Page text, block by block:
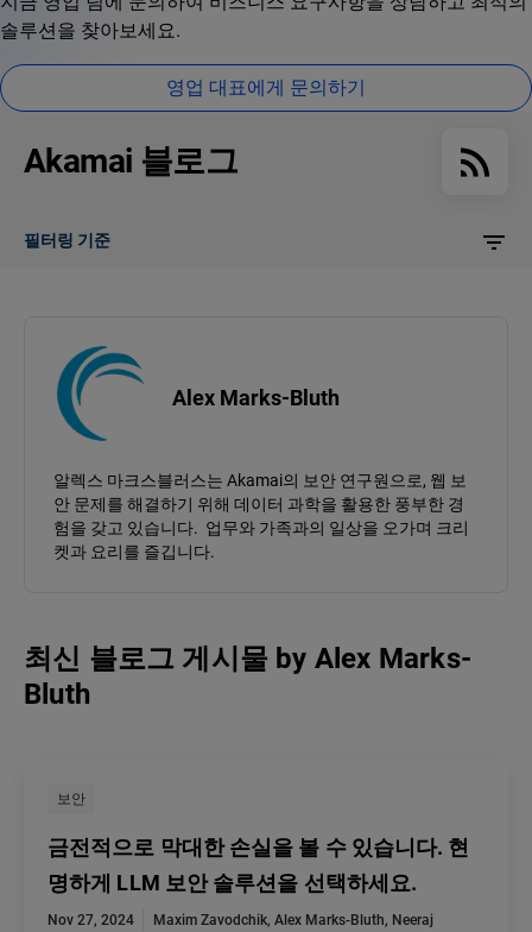
솔루션을 찾아보세요.
영업 대표에게 문의하기
Akamai 블로그
필터링 기준
Alex Marks-Bluth
알렉스 마크스블러스는 Akamai의 보안 연구원으로, 웹 보
안 문제를 해결하기 위해 데이터 과학을 활용한 풍부한 경
험을 갖고 있습니다. 업무와 가족과의 일상을 오가며 크리
켓과 요리를 즐깁니다.
최신 블로그 게시물 by Alex Marks-
Bluth
보안
금전적으로 막대한 손실을 볼 수 있습니다. 현
명하게 LLM 보안 솔루션을 선택하세요.
Nov 27, 2024 Maxim Zavodchik, Alex Marks-Bluth, Neeraj